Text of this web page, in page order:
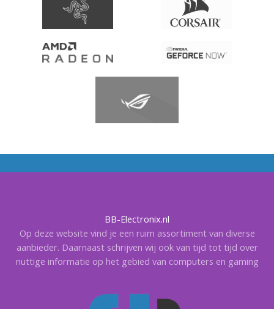
BB-Electronix.nl
Op deze website vind je een ruim assortiment van diverse
aanbieder. Daarnaast schrijven wij ook van tijd tot tijd over
nuttige informatie op het gebied van computers en gaming